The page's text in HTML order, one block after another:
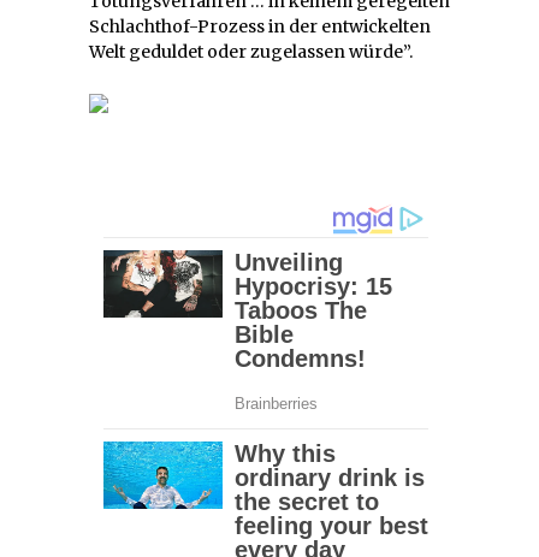
Schlachthof-Prozess in der entwickelten
Welt geduldet oder zugelassen würde”.